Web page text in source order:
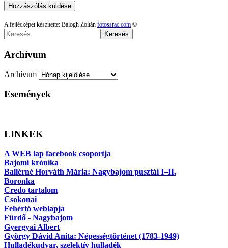
A fejlécképet készítette: Balogh Zoltán fotossrac.com ©
Keresés
Archívum
Archívum
Események
LINKEK
A WEB lap facebook csoportja
Bajomi krónika
Ballérné Horváth Mária: Nagybajom pusztái I–II.
Boronka
Credo tartalom
Csokonai
Fehértó weblapja
Fürdő - Nagybajom
Gyergyai Albert
György Dávid Anita: Népességtörténet (1783-1949)
Hulladékudvar, szelektív hulladék